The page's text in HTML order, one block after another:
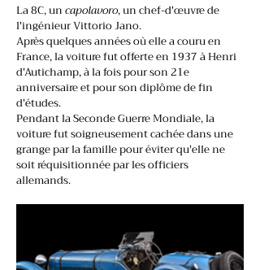
La 8C, uncapolavoro, un chef-d'œuvre de
l'ingénieur Vittorio Jano.
Après quelques années où elle a couru en
France, la voiture fut offerte en 1937 à Henri
d'Autichamp, à la fois pour son 21e
anniversaire et pour son diplôme de fin
d'études.
Pendant la Seconde Guerre Mondiale, la
voiture fut soigneusement cachée dans une
grange par la famille pour éviter qu'elle ne
soit réquisitionnée par les officiers
allemands.